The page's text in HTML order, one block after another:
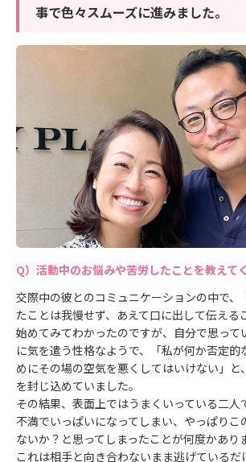
事で色々スムーズに進みました。
活動中のお悩みや苦労したことを教えて
交際中の彼とのコミュニケーションの中で、
たことは我慢せず、あえて口に出して伝える
始めてみてわかったのですが、自分で思って
に気を遣う性格なようで、「私が何か否定的
めにその場の空気を悪くしてはいけない」と
を封じ込めていました。
その結果、表面上ではうまくいっている二人
不満でいっぱいになってしまい、やっぱりこ
ないか？と思ってしまったことが何度かあり
これは相手と向き合わないまま逃げているだ